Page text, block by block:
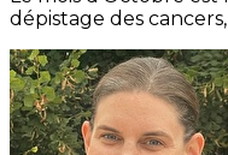
dépistage des